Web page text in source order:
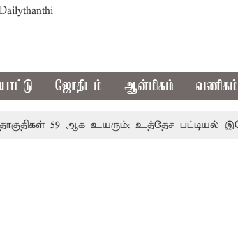
ஜோதிடம் ஆன்மிகம் வணிகம்
59 ஆக உயரும்: உத்தேச பட்டியல் இதோ!